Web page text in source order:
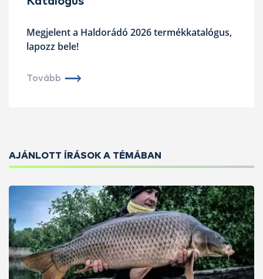
Megjelent a Haldorádó 2026 termékkatalógus,
lapozz bele!
Tovább
AJÁNLOTT ÍRÁSOK A TÉMÁBAN